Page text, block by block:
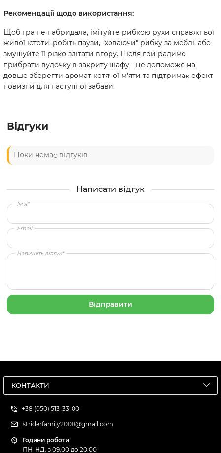
Рекомендації щодо використання:
Щоб гра не набридала, імітуйте рибкою рухи справжньої
живої істоти: робіть паузи, "ховаючи" рибку за меблі, або
змушуйте її різко злітати вгору. Після гри радимо
прибрати вудочку в закриту шафу - це допоможе на
довше зберегти аромат котячої м'яти та підтримає ефект
новизни для наступної забави.
Відгуки
Поки немає відгуків
Написати відгук
Ім'я*
Email
Напишіть відгук*
КОНТАКТИ
+38 (050) 513-33-00
striderfamily2000@gmail.com
Години роботи
ПН-НД: з 09:00 до 20:00